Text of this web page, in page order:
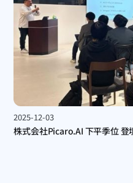
2025-12-03
株式会社Picaro.AI 下平季位 登